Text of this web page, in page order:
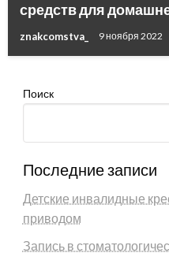
средств для
znakcomstva_ 9 ноября 2022
Поиск
Последние записи
Детские инвалидные
приводом
Запись в